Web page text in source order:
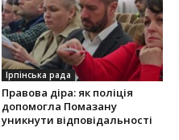
Ірпінська рада
Правова діра: як поліція
допомогла Помазану
уникнути відповідальності